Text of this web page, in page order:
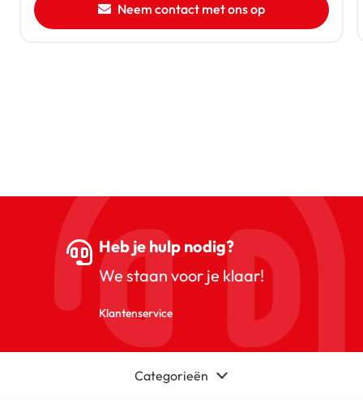
Neem contact met ons op
Heb je hulp nodig?
We staan voor je klaar!
Klantenservice
Categorieën